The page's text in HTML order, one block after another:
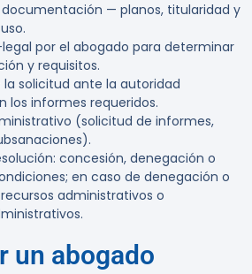
documentación — planos, titularidad y
por el abogado para determinar
y requisitos.
la solicitud ante la autoridad
los informes requeridos.
(solicitud de informes,
concesión, denegación o
en caso de denegación o
administrativos o
un abogado